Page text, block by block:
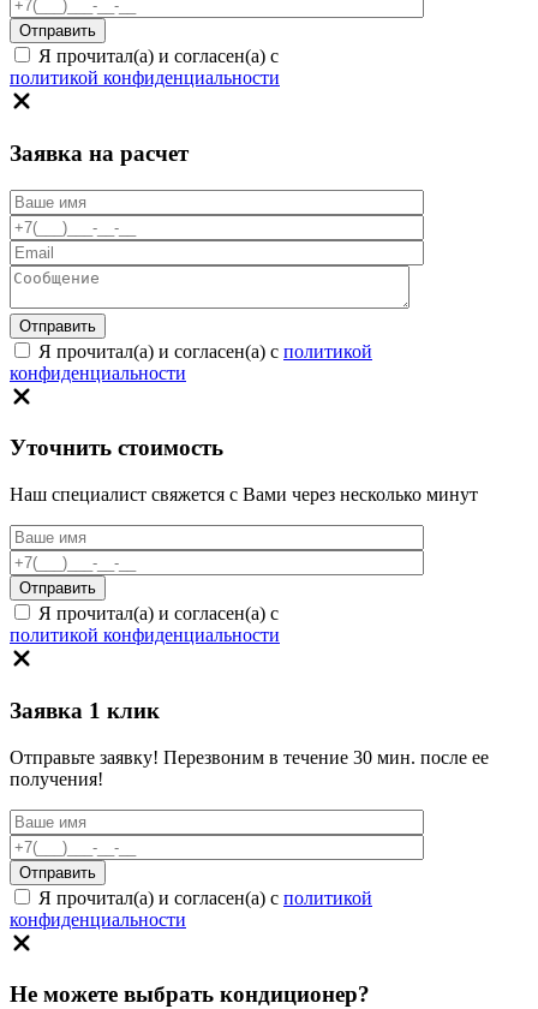
Я прочитал(а) и согласен(а) с
политикой конфиденциальности
Заявка на расчет
Я прочитал(а) и согласен(а) с политикой
конфиденциальности
Уточнить стоимость
Наш специалист свяжется с Вами через несколько минут
Я прочитал(а) и согласен(а) с
политикой конфиденциальности
Заявка 1 клик
Отправьте заявку! Перезвоним в течение 30 мин. после ее
получения!
Я прочитал(а) и согласен(а) с политикой
конфиденциальности
Не можете выбрать кондиционер?